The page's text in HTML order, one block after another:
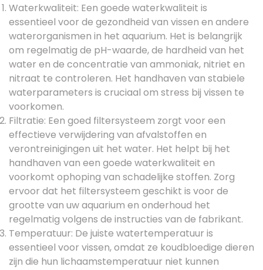
Waterkwaliteit: Een goede waterkwaliteit is
essentieel voor de gezondheid van vissen en andere
waterorganismen in het aquarium. Het is belangrijk
om regelmatig de pH-waarde, de hardheid van het
water en de concentratie van ammoniak, nitriet en
nitraat te controleren. Het handhaven van stabiele
waterparameters is cruciaal om stress bij vissen te
voorkomen.
Filtratie: Een goed filtersysteem zorgt voor een
effectieve verwijdering van afvalstoffen en
verontreinigingen uit het water. Het helpt bij het
handhaven van een goede waterkwaliteit en
voorkomt ophoping van schadelijke stoffen. Zorg
ervoor dat het filtersysteem geschikt is voor de
grootte van uw aquarium en onderhoud het
regelmatig volgens de instructies van de fabrikant.
Temperatuur: De juiste watertemperatuur is
essentieel voor vissen, omdat ze koudbloedige dieren
zijn die hun lichaamstemperatuur niet kunnen